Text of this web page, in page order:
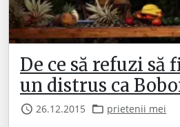
De ce să refuzi să
un distrus ca
26.12.2015 prietenii mei